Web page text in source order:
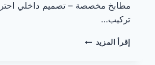
مطابخ مخصصة – تصميم داخلي
تركيب…
إقرأ المزيد أفضل